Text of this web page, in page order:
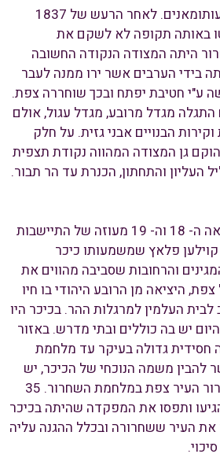
בתקופות הממלוכים והעותומאנים. לאחר הרעש של 1837
באותה תקופה לא לשקם את
היתה המצודה הנקודה החשובה
בידי הערבים אשר ירו ממנה לעבר
ע"י חטיבת יפתח ובכך שוחררה צפת.
מגדל מרובע, מגדל עגול, אולם
הבנויים אבני גזית. על חלק
גן המצודה המהווה נקודת תצפית
העליון והתחתון, הכנרת עד הר תבור.
כיכר המגינים היתה במאה ה- 18 וה- 19 מעוזה של התיישבות
פלאץ שמשמעותו כיכר
והרחובות שסביבה מהווים את
היציאה מן הרובע היהודי בו חיו
העלמין למרגלות ההר. בכיכר היו
יש בה כוללים ובתי מדרש. באזור
חסידית גדולה בעיקר עד מלחמת
שאפשר להבין משמה הנוכחי של הכיכר, יש
לה חלק משמעותי בשחרור העיר צפת במלחמת השחרור. 35
ותפסו את המפקדה שהיתה בכיכר
את העיר ששחרורה ובכלל ההגנה עליה